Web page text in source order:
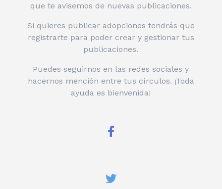
que te avisemos de nuevas publicaciones.
Si quieres publicar adopciones tendrás que
registrarte para poder crear y gestionar tus
publicaciones.
Puedes seguirnos en las redes sociales y
hacernos mención entre tus círculos. ¡Toda
ayuda es bienvenida!